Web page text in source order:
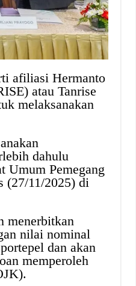
afiliasi Hermanto
atau Tanrise
melaksanakan
dahulu
Umum Pemegang
(27/11/2025) di
menerbitkan
nilai nominal
dan akan
memperoleh